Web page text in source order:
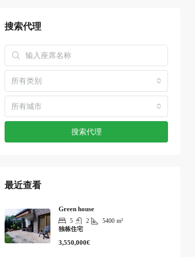
搜索代理
所有类别
所有城市
搜索代理
最近查看
Green house
5 2 5400 m²
独栋住宅
3,550,000€